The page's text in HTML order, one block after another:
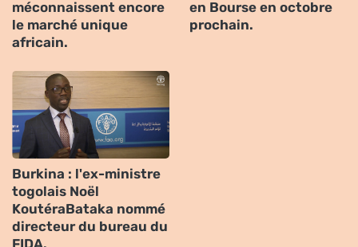
méconnaissent encore
le marché unique
africain.
en Bourse en octobre
prochain.
Burkina : l'ex-ministre
togolais Noël
KoutéraBataka nommé
directeur du bureau du